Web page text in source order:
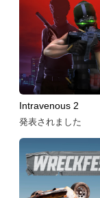
Intravenous 2
発表されました